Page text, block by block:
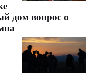
дом вопрос о